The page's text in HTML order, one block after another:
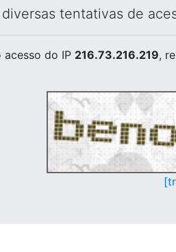
tentativas de
acesso do IP 216.73.216.219,